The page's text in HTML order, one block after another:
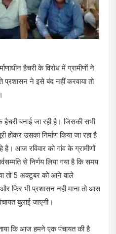
हैचरी के विरोध में ग्रामीणों ने
प्रशासन ने इसे बंद नहीं करवाया तो
बनाई जा रही है। जिसकी सभी
होकर उसका निर्माण किया जा रहा है
है। आज रविवार को गांव के ग्रामीणों
से निर्णय लिया गया है कि समय
तो 5 अक्टूबर को आने वाले
फिर भी प्रशासन नही माना तो आस
बुलाई जाएगी।
कि आज हमने एक पंचायत की है